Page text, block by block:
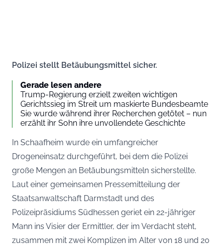
Polizei stellt Betäubungsmittel sicher.
Gerade lesen andere
Trump-Regierung erzielt zweiten wichtigen
Gerichtssieg im Streit um maskierte Bundesbeamte
Sie wurde während ihrer Recherchen getötet – nun
erzählt ihr Sohn ihre unvollendete Geschichte
In Schaafheim wurde ein umfangreicher
Drogeneinsatz durchgeführt, bei dem die Polizei
große Mengen an Betäubungsmitteln sicherstellte.
Laut einer gemeinsamen Pressemitteilung der
Staatsanwaltschaft Darmstadt und des
Polizeipräsidiums Südhessen geriet ein 22-jähriger
Mann ins Visier der Ermittler, der im Verdacht steht,
zusammen mit zwei Komplizen im Alter von 18 und 20